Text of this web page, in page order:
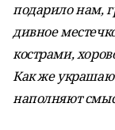
подарило нам,
дивное
кострами,
Как же
наполняют